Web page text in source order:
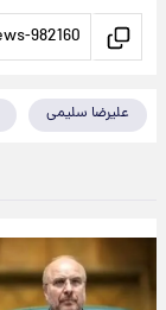
علیرضا سلیمی